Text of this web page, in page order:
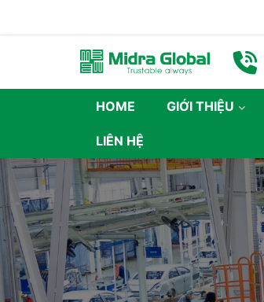
HOME GIỚI THIỆU
LIÊN HỆ